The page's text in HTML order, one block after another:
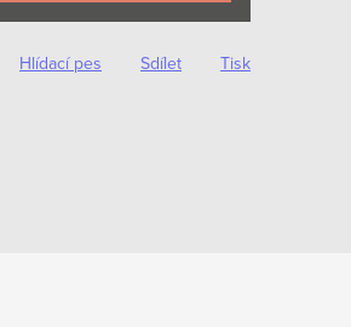
Tisk
Hlídací pes Sdílet